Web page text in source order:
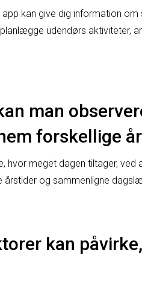
kan give dig information
udendørs aktiviteter,
man
forskellige
hvor meget dagen tiltager,
årstider og sammenligne
kan